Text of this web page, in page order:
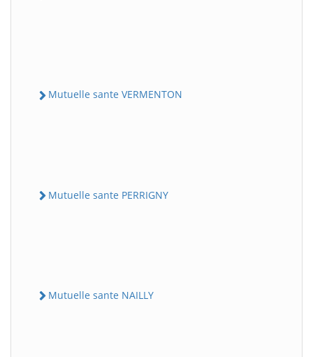
Mutuelle sante VERMENTON
Mutuelle sante PERRIGNY
Mutuelle sante NAILLY